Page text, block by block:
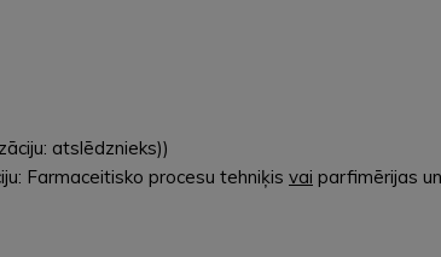
atslēdznieks))
Farmaceitisko procesu tehniķis vai parfimērijas